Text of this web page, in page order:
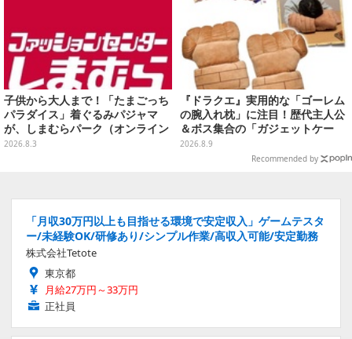
子供から大人まで！「たまごっち
パラダイス」着ぐるみパジャマ
が、しまむらパーク（オンライン
ストア）にて受注生産
2026.8.3
『ドラクエ』実用的な「ゴーレム
の腕入れ枕」に注目！歴代主人公
＆ボス集合の「ガジェットケー
ス」ほか9プライズが続々展開
2026.8.9
Recommended by
「月収30万円以上も目指せる環境で安定収入」ゲームテスタ
ー/未経験OK/研修あり/シンプル作業/高収入可能/安定勤務
株式会社Tetote
東京都
月給27万円～33万円
正社員